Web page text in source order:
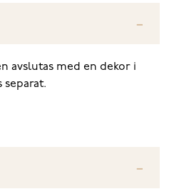
avslutas med en dekor i
separat.